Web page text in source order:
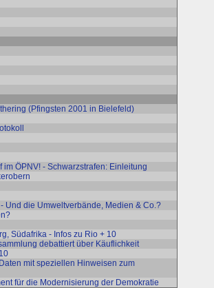
(Pfingsten 2001 in Bielefeld)
ÖPNV! - Schwarzstrafen: Einleitung
Und die Umweltverbände, Medien & Co.?
Südafrika - Infos zu Rio + 10
debattiert über Käuflichkeit
mit speziellen Hinweisen zum
für die Modernisierung der Demokratie